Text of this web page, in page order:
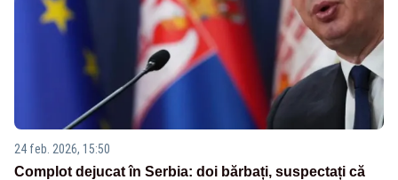
24 feb. 2026, 15:50
Complot dejucat în Serbia: doi bărbați, suspectați că